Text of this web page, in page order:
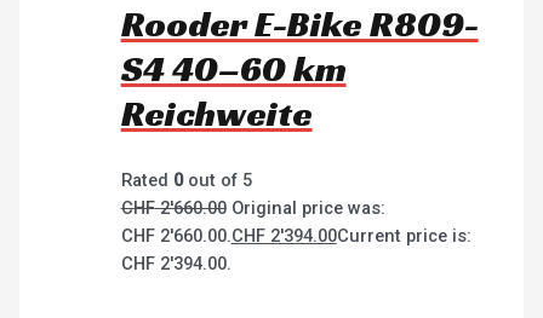
Rooder E-Bike R809-
S4 40–60 km
Reichweite
Rated 0out of 5
CHF2'660.00 Original price was:
CHF 2'660.00.CHF2'394.00Current price is:
CHF 2'394.00.